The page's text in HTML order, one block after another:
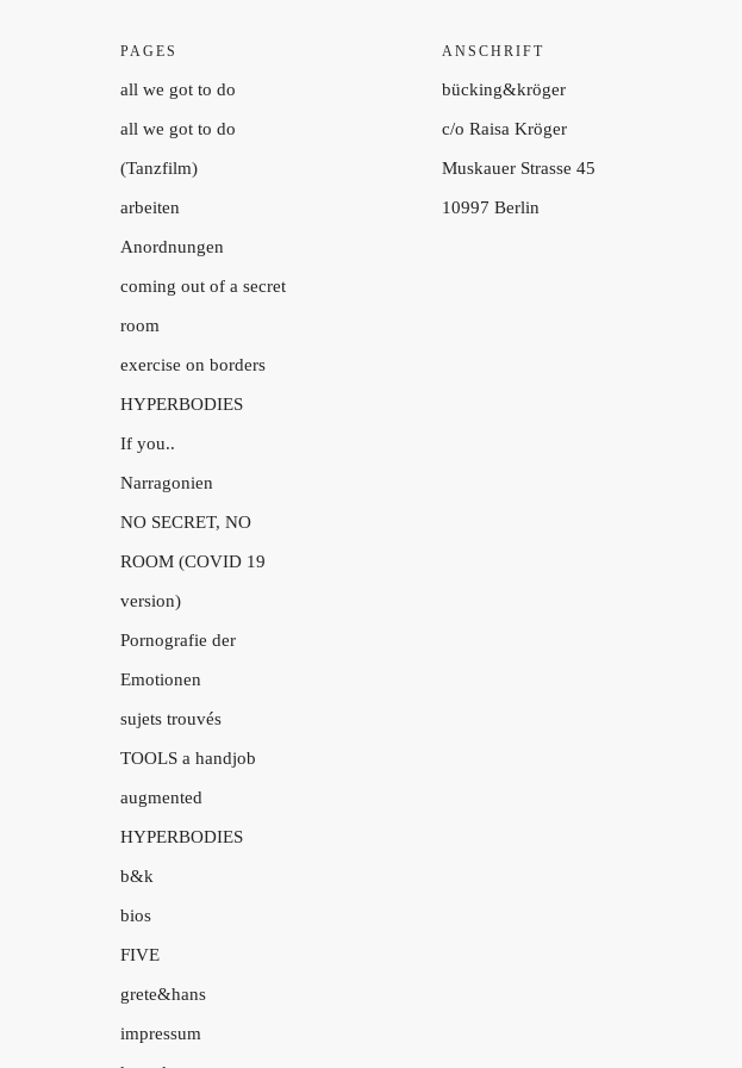
PAGES
all we got to do
all we got to do
(Tanzfilm)
arbeiten
Anordnungen
coming out of a secret
room
exercise on borders
HYPERBODIES
If you..
Narragonien
NO SECRET, NO
ROOM (COVID 19
version)
Pornografie der
Emotionen
sujets trouvés
TOOLS a handjob
augmented
HYPERBODIES
b&k
bios
FIVE
grete&hans
impressum
ANSCHRIFT
bücking&kröger
c/o Raisa Kröger
Muskauer Strasse 45
10997 Berlin